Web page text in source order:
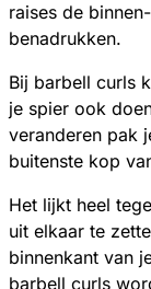
raises de
benadrukken.
Bij barbell curls
je spier ook
veranderen pak
buitenste kop
Het lijkt heel
uit elkaar te
binnenkant van
barbell curls